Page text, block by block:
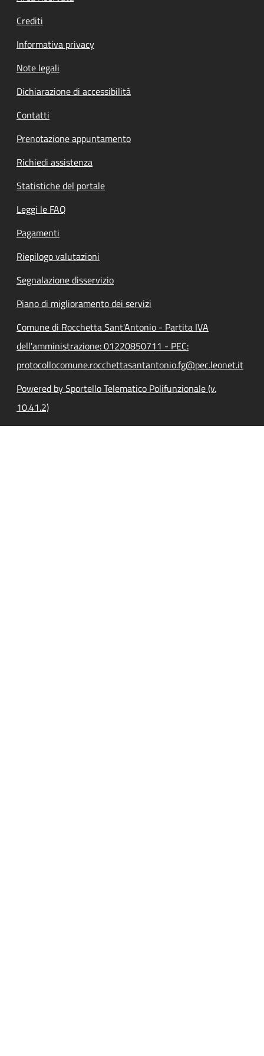
Crediti
Informativa privacy
Note legali
Dichiarazione di accessibilità
Contatti
Prenotazione appuntamento
Richiedi assistenza
Statistiche del portale
Leggi le FAQ
Pagamenti
Riepilogo valutazioni
Segnalazione disservizio
Piano di miglioramento dei servizi
Comune di Rocchetta Sant'Antonio - Partita IVA
dell'amministrazione: 01220850711 - PEC:
protocollocomune.rocchettasantantonio.fg@pec.leonet.it
Powered by Sportello Telematico Polifunzionale (v.
10.41.2)